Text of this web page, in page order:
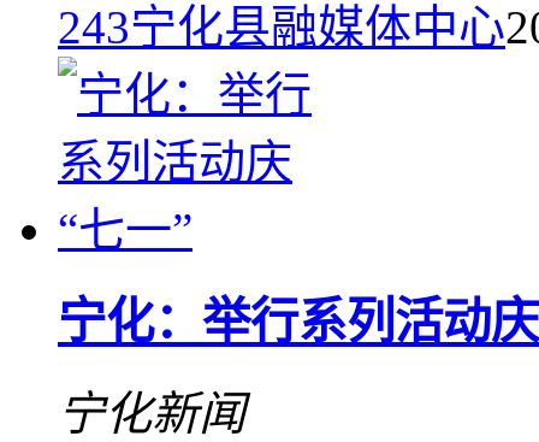
243宁化县融媒体中心
宁化：举行系列活动
宁化新闻